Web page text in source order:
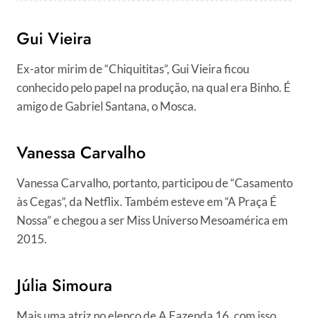
Gui Vieira
Ex-ator mirim de “Chiquititas”, Gui Vieira ficou
conhecido pelo papel na produção, na qual era Binho. É
amigo de Gabriel Santana, o Mosca.
Vanessa Carvalho
Vanessa Carvalho, portanto, participou de “Casamento
às Cegas”, da Netflix. Também esteve em “A Praça É
Nossa” e chegou a ser Miss Universo Mesoamérica em
2015.
Júlia Simoura